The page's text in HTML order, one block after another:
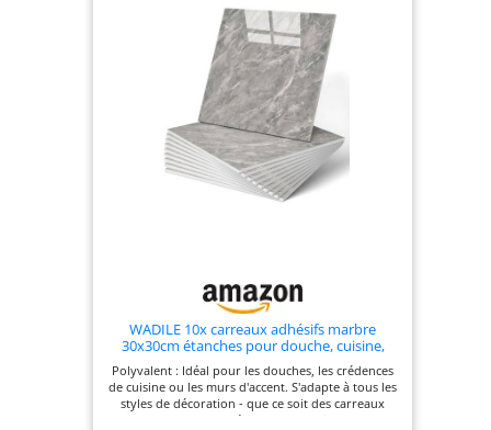
ou les murs d'accent. S'adapte à tous les styles de
décoration - que ce soit des carreaux muraux
autoadhésifs pour locations ou propriétés
privées. Facile à entretenir : Un simple coup de
chiffon humide suffit - ces carrelages adhésifs salle
de bain et panneaux de cuisine conservent sans
effort leur apparence impeccable. Parfait pour les
ménages actifs !
WADILE 10x carreaux adhésifs marbre
30x30cm étanches pour douche, cuisine,
salle de bain - Panneaux muraux PVC gris
clair
Polyvalent : Idéal pour les douches, les crédences
de cuisine ou les murs d'accent. S'adapte à tous les
styles de décoration - que ce soit des carreaux
muraux autoadhésifs pour locations ou